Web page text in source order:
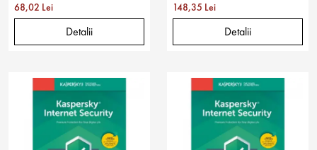
68,02 Lei
Detalii
148,35 Lei
Detalii